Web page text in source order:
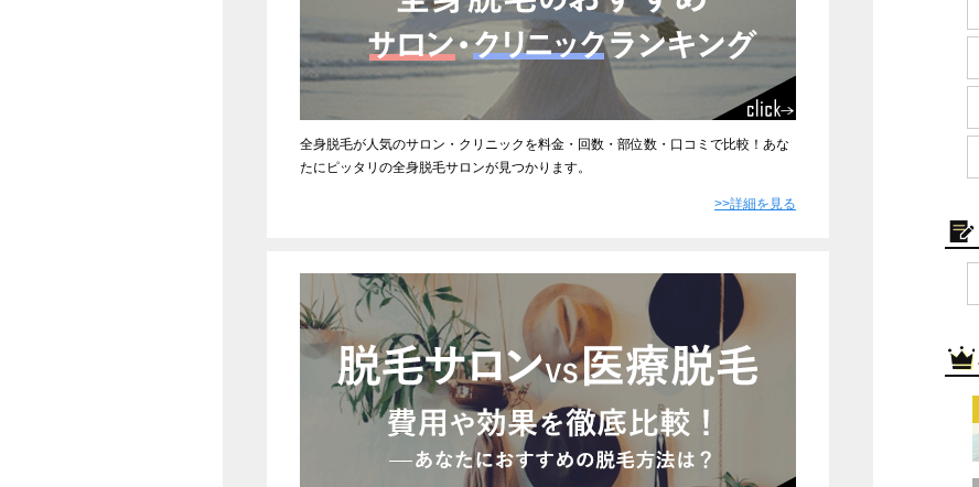
全身脱毛が人気のサロン・クリニックを料金・回数・部位数・口コミで比較！あな
たにピッタリの全身脱毛サロンが見つかります。
>>詳細を見る